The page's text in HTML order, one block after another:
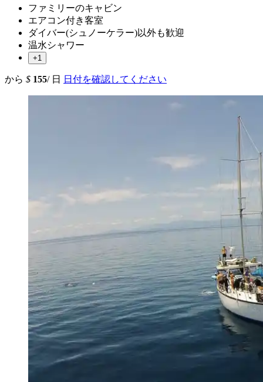
ファミリーのキャビン
エアコン付き客室
ダイバー(シュノーケラー)以外も歓迎
温水シャワー
+1
から $ 155/ 日 日付を確認してください